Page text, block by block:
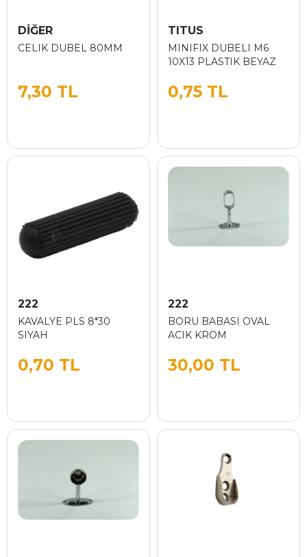
DİĞER
CELIK DUBEL 80MM
7,30 TL
TITUS
MINIFIX DUBELI M6
10X13 PLASTIK BEYAZ
0,75 TL
222
KAVALYE PLS 8*30
SIYAH
0,70 TL
222
BORU BABASI OVAL
ACIK KROM
30,00 TL